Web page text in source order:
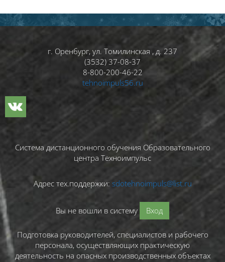
Блоки
г. Оренбург, ул. Томилинская , д. 237
(3532) 37-08-37
8-800-200-46-22
tehnoimpuls56.ru
Система дистанционного обучения Образовательного
центра Техноимпульс
Адрес тех.поддержки: sdotehnoimpuls@list.ru
Вы не вошли в систему Вход
Подготовка руководителей, специалистов и рабочего
персонала, осуществляющих практическую
деятельность на опасных производственных объектах